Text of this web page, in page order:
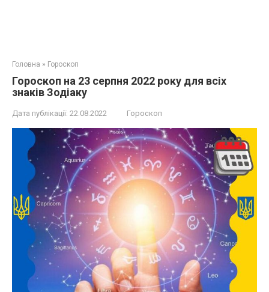
Головна » Гороскоп
Гороскоп на 23 серпня 2022 року для всіх
знаків Зодіаку
Дата публікації: 22.08.2022 Гороскоп